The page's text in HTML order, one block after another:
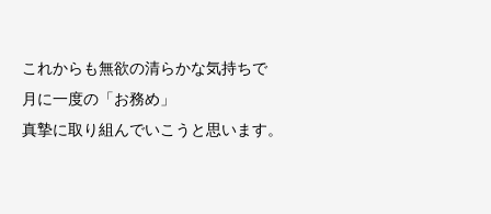
これからも無欲の清らかな気持ちで
月に一度の「お務め」
真摯に取り組んでいこうと思います。